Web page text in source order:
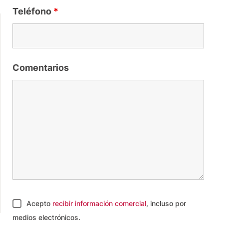
Teléfono *
Comentarios
Acepto recibir información comercial, incluso por
medios electrónicos.